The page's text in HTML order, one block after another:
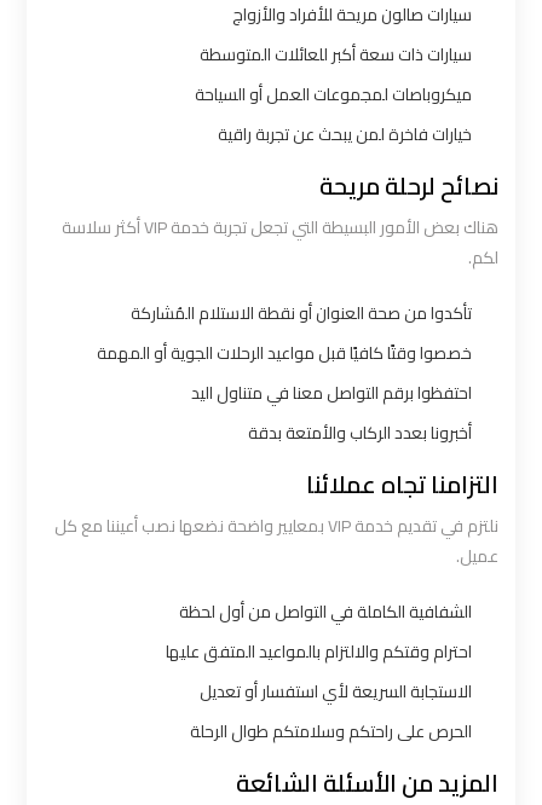
سيارات صالون مريحة للأفراد والأزواج
سيارات ذات سعة أكبر للعائلات المتوسطة
ميكروباصات لمجموعات العمل أو السياحة
خيارات فاخرة لمن يبحث عن تجربة راقية
نصائح لرحلة مريحة
هناك بعض الأمور البسيطة التي تجعل تجربة خدمة VIP أكثر سلاسة
لكم.
تأكدوا من صحة العنوان أو نقطة الاستلام المُشاركة
خصصوا وقتًا كافيًا قبل مواعيد الرحلات الجوية أو المهمة
احتفظوا برقم التواصل معنا في متناول اليد
أخبرونا بعدد الركاب والأمتعة بدقة
التزامنا تجاه عملائنا
نلتزم في تقديم خدمة VIP بمعايير واضحة نضعها نصب أعيننا مع كل
عميل.
الشفافية الكاملة في التواصل من أول لحظة
احترام وقتكم والالتزام بالمواعيد المتفق عليها
الاستجابة السريعة لأي استفسار أو تعديل
الحرص على راحتكم وسلامتكم طوال الرحلة
المزيد من الأسئلة الشائعة
الاسكندرية
للاسكندرية
ليموزين